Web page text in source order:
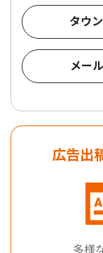
タウ
メー
広告出
多様